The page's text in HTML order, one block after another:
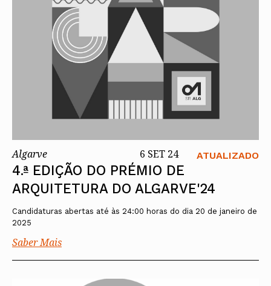
Algarve 6 SET 24 ATUALIZADO
4.ª EDIÇÃO DO PRÉMIO DE
ARQUITETURA DO ALGARVE'24
Candidaturas abertas até às 24:00 horas do dia 20 de janeiro de
2025
Saber Mais